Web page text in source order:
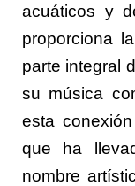
acuáticos y
proporciona
parte integral
su música
esta
que ha
nombre